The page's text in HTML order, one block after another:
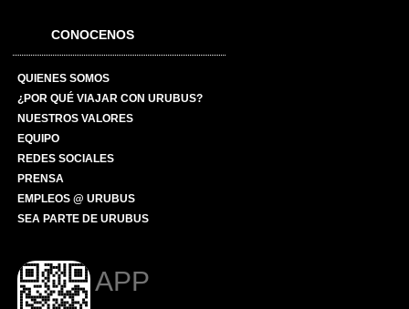
CONOCENOS
QUIENES SOMOS
¿POR QUÉ VIAJAR CON URUBUS?
NUESTROS VALORES
EQUIPO
REDES SOCIALES
PRENSA
EMPLEOS @ URUBUS
SEA PARTE DE URUBUS
APP